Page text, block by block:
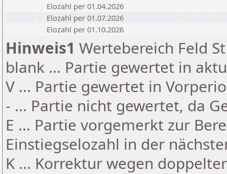
Elozahl per 01.04.2026
Elozahl per 01.07.2026
Elozahl per 01.10.2026
Hinweis1 Wertebereich Feld
blank ... Partie gewertet in
V ... Partie gewertet in
- ... Partie nicht gewertet, da
E ... Partie vorgemerkt zur
Einstiegselozahl in der
K ... Korrektur wegen